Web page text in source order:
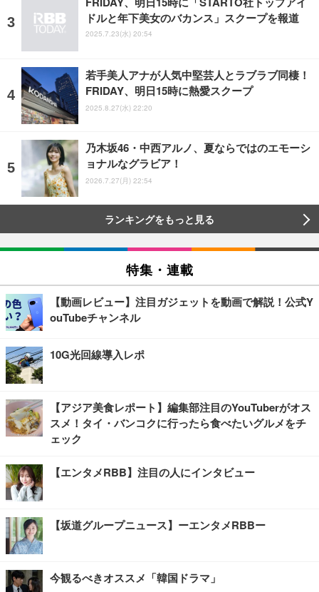
ドルと年下美女のバカンス」スクープを報道
2025.7.23(水) 20:54
若手美人アナが人気中堅芸人とラブラブ同棲！
FRIDAY、明日15時に熱愛スクープ
2025.8.27(水) 22:20
乃木坂46・中西アルノ、夏ならではのエモーシ
ョナルなグラビア！
2026.7.27(月) 22:54
ランキングをもっと見る
特集・連載
【動画レビュー】注目ガジェットを動画で解説！公式Y
ouTubeチャンネル
10G光回線導入レポ
【アジア美食レポート】編集部注目のYouTuberがオス
スメ！タイ・バンコクに行ったら食べたいグルメをチ
ェック
【エンタメRBB】注目の人にインタビュー
【坂道グループニュース】ーエンタメRBBー
今観るべきオススメ「韓国ドラマ」